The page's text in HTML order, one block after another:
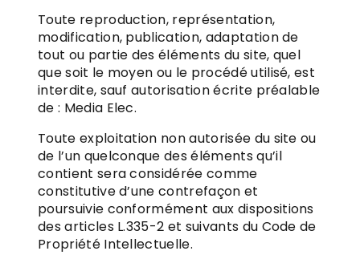
Toute reproduction, représentation,
modification, publication, adaptation de
tout ou partie des éléments du site, quel
que soit le moyen ou le procédé utilisé, est
interdite, sauf autorisation écrite préalable
de : Media Elec.
Toute exploitation non autorisée du site ou
de l’un quelconque des éléments qu’il
contient sera considérée comme
constitutive d’une contrefaçon et
poursuivie conformément aux dispositions
des articles L.335-2 et suivants du Code de
Propriété Intellectuelle.